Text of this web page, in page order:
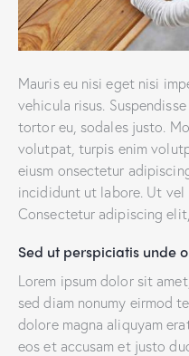
Mauris eu nisi eget nisi
vehicula risus.
tortor eu, sodales justo.
volutpat, turpis enim
eiusm onsectetur
incididunt ut labore. Ut
Consectetur adipiscing
Sed ut perspiciatis unde
Lorem ipsum dolor sit
sed diam nonumy eirmod
dolore magna aliquyam
eos et accusam et justo